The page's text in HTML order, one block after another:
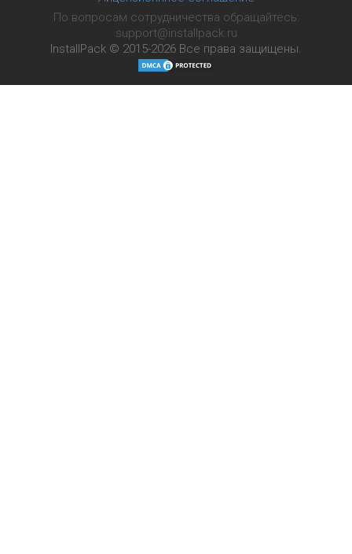
По вопросам сотрудничества обращайтесь:
support@installpack.ru
InstallPack © 2015-2026 Все права защищены.